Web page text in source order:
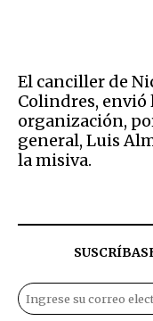
El canciller de
Colindres, envió
organización,
general, Luis
la misiva.